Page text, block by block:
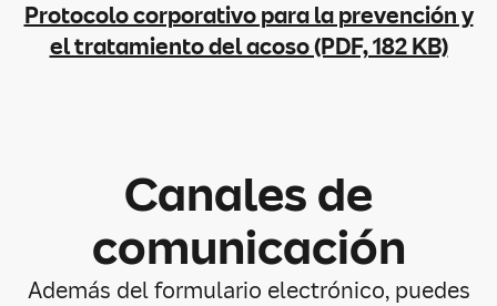
Protocolo corporativo para la prevención y
el tratamiento del acoso (PDF, 182 KB)
Canales de
comunicación
Además del formulario electrónico, puedes